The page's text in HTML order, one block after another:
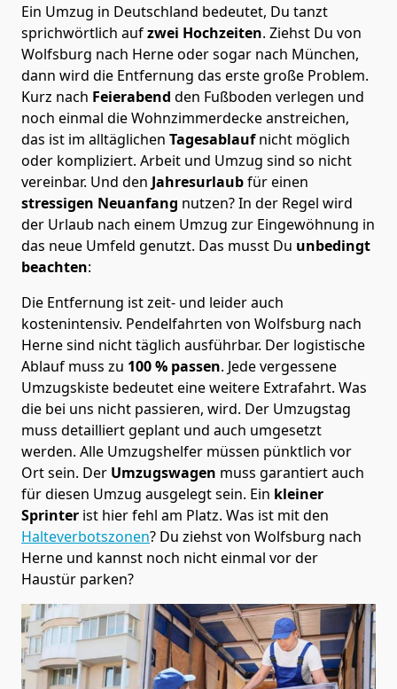
Ein Umzug in Deutschland bedeutet, Du tanzt
sprichwörtlich aufzwei Hochzeiten. Ziehst Du von
Wolfsburg nach Herne oder sogar nach München,
dann wird die Entfernung das erste große Problem.
Kurz nach Feierabend den Fußboden verlegen und
noch einmal die Wohnzimmerdecke anstreichen,
das ist im alltäglichen Tagesablaufnicht möglich
oder kompliziert. Arbeit und Umzug sind so nicht
vereinbar. Und den Jahresurlaubfür einen
stressigen Neuanfang nutzen? In der Regel wird
der Urlaub nach einem Umzug zur Eingewöhnung in
das neue Umfeld genutzt. Das musst Du unbedingt
beachten:
Die Entfernung ist zeit- und leider auch
kostenintensiv. Pendelfahrten von Wolfsburg nach
Herne sind nicht täglich ausführbar. Der logistische
Ablauf muss zu 100 % passen. Jede vergessene
Umzugskiste bedeutet eine weitere Extrafahrt. Was
die bei uns nicht passieren, wird. Der Umzugstag
muss detailliert geplant und auch umgesetzt
werden. Alle Umzugshelfer müssen pünktlich vor
Ort sein. Der Umzugswagen muss garantiert auch
für diesen Umzug ausgelegt sein. Ein kleiner
Sprinter ist hier fehl am Platz. Was ist mit den
Halteverbotszonen? Du ziehst von Wolfsburg nach
Herne und kannst noch nicht einmal vor der
Haustür parken?